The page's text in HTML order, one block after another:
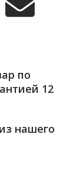
по
12
нашего